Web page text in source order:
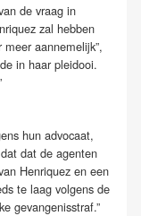
de vraag in
zal hebben
aannemelijk”,
in haar pleidooi.
hun advocaat,
dat de agenten
Henriquez en een
te laag volgens de
gevangenisstraf.”